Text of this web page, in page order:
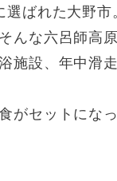
ばれた大野
んな六呂師高
施設、年中滑
がセットにな